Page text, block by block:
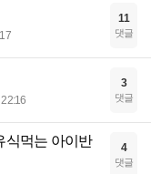
11
댓글
22:16
3
댓글
식먹는 아이반
4
댓글